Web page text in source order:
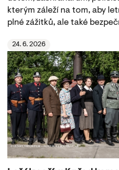
kterým záleží na tom, aby
plné zážitků, ale také
24. 6. 2026